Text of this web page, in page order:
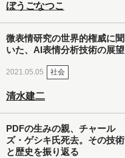
ぼうごなつこ
微表情研究の世界的権威に聞
いた、AI表情分析技術の展望
2021.05.05 社会
清水建二
PDFの生みの親、チャール
ズ・ゲシキ氏死去。その技術
と歴史を振り返る